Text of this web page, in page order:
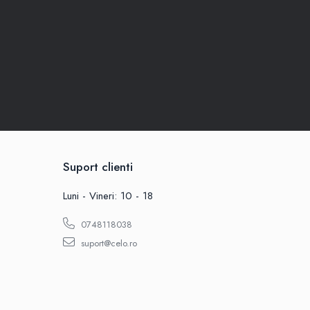
Suport clienti
Luni - Vineri: 10 - 18
0748118038
suport@celo.ro